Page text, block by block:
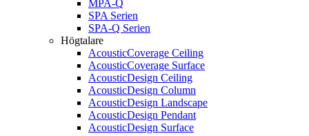
MPA-Q
SPA Serien
SPA-Q Serien
Högtalare
AcousticCoverage Ceiling
AcousticCoverage Surface
AcousticDesign Ceiling
AcousticDesign Column
AcousticDesign Landscape
AcousticDesign Pendant
AcousticDesign Surface